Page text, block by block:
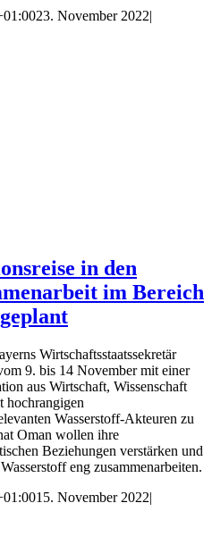
23. November 2022|
in den
im Bereich
Wirtschaftsstaatssekretär
9. bis 14 November mit einer
aus Wirtschaft, Wissenschaft
hochrangigen
Wasserstoff-Akteuren zu
Oman wollen ihre
Beziehungen verstärken und
eng zusammenarbeiten.
15. November 2022|